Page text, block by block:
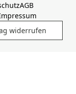
AGB
widerrufen